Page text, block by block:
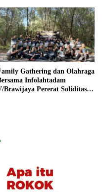
Gathering dan Olahraga
Infolahtadam
Brawijaya Pererat Soliditas